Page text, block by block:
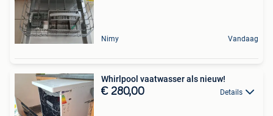
Nimy Vandaag
Whirlpool vaatwasser als nieuw!
€ 280,00 Details